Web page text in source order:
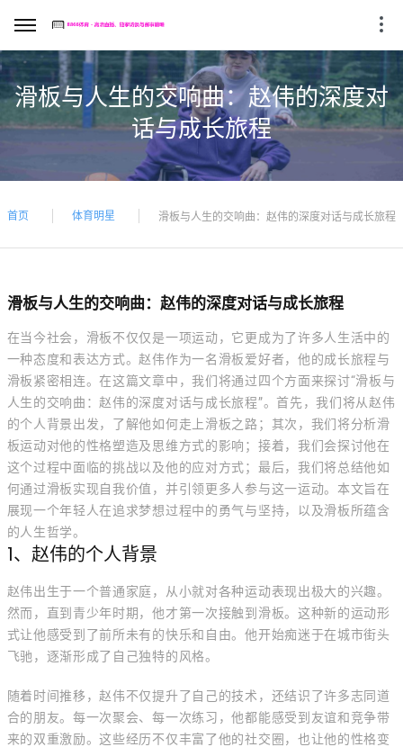
滑板与人生的交响曲：赵伟的深度对
话与成长旅程
首页 体育明星 滑板与人生的交响曲：赵伟的深度对话与成长旅程
滑板与人生的交响曲：赵伟的深度对话与成长旅程
在当今社会，滑板不仅仅是一项运动，它更成为了许多人生活中的
一种态度和表达方式。赵伟作为一名滑板爱好者，他的成长旅程与
滑板紧密相连。在这篇文章中，我们将通过四个方面来探讨“滑板与
人生的交响曲：赵伟的深度对话与成长旅程”。首先，我们将从赵伟
的个人背景出发，了解他如何走上滑板之路；其次，我们将分析滑
板运动对他的性格塑造及思维方式的影响；接着，我们会探讨他在
这个过程中面临的挑战以及他的应对方式；最后，我们将总结他如
何通过滑板实现自我价值，并引领更多人参与这一运动。本文旨在
展现一个年轻人在追求梦想过程中的勇气与坚持，以及滑板所蕴含
的人生哲学。
1、赵伟的个人背景
赵伟出生于一个普通家庭，从小就对各种运动表现出极大的兴趣。
然而，直到青少年时期，他才第一次接触到滑板。这种新的运动形
式让他感受到了前所未有的快乐和自由。他开始痴迷于在城市街头
飞驰，逐渐形成了自己独特的风格。
随着时间推移，赵伟不仅提升了自己的技术，还结识了许多志同道
合的朋友。每一次聚会、每一次练习，他都能感受到友谊和竞争带
来的双重激励。这些经历不仅丰富了他的社交圈，也让他的性格变